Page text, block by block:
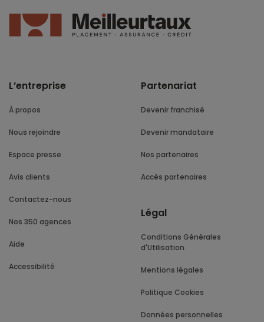
L’entreprise
À propos
Nous rejoindre
Espace presse
Avis clients
Contactez-nous
Nos 350 agences
Aide
Accessibilité
Partenariat
Devenir franchisé
Devenir mandataire
Nos partenaires
Accès partenaires
Légal
Conditions Générales
d'Utilisation
Mentions légales
Politique Cookies
Données personnelles